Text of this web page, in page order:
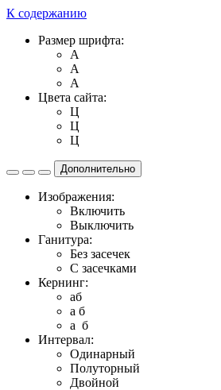
К содержанию
Размер шрифта:
A
A
A
Цвета сайта:
Ц
Ц
Ц
Дополнительно
Изображения:
Включить
Выключить
Ганитура:
Без засечек
С засечками
Кернинг:
aб
a б
a б
Интервал:
Одинарный
Полуторный
Двойной